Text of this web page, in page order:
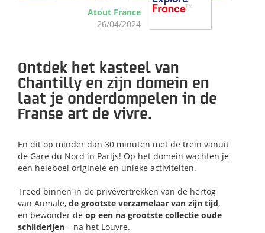
Atout France
26/04/2024
Ontdek het kasteel van
Chantilly en zijn domein en
laat je onderdompelen in de
Franse art de vivre.
En dit op minder dan 30 minuten met de trein vanuit
de Gare du Nord in Parijs! Op het domein wachten je
een heleboel originele en unieke activiteiten.
Treed binnen in de privévertrekken van de hertog
van Aumale, de grootste verzamelaar van zijn tijd,
en bewonder de op een na grootste collectie oude
schilderijen – na het Louvre.